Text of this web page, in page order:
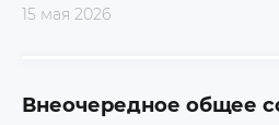
Обратный выкуп
15 мая 2026
Внеочередное общее